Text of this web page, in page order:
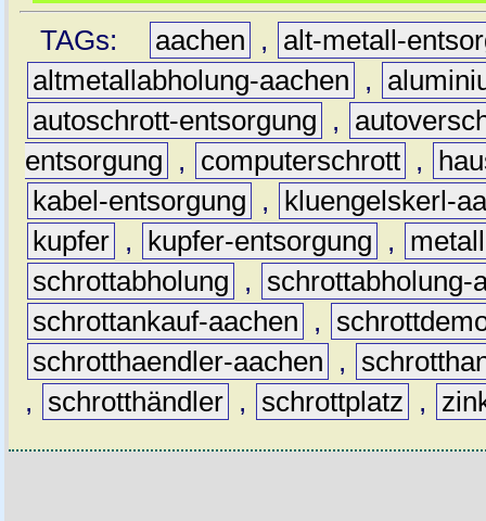
TAGs:
aachen ,
alt-metall-
altmetallabholung-aachen
,
autoschrott-entsorgung
,
entsorgung
, computerschrott ,
kabel-entsorgung
,
kluengelskerl-
kupfer , kupfer-entsorgung ,
metall
schrottabholung
,
schrottabholung-
schrottankauf-aachen
,
schrotthaendler-aachen
,
,
schrotthändler , schrottplatz ,